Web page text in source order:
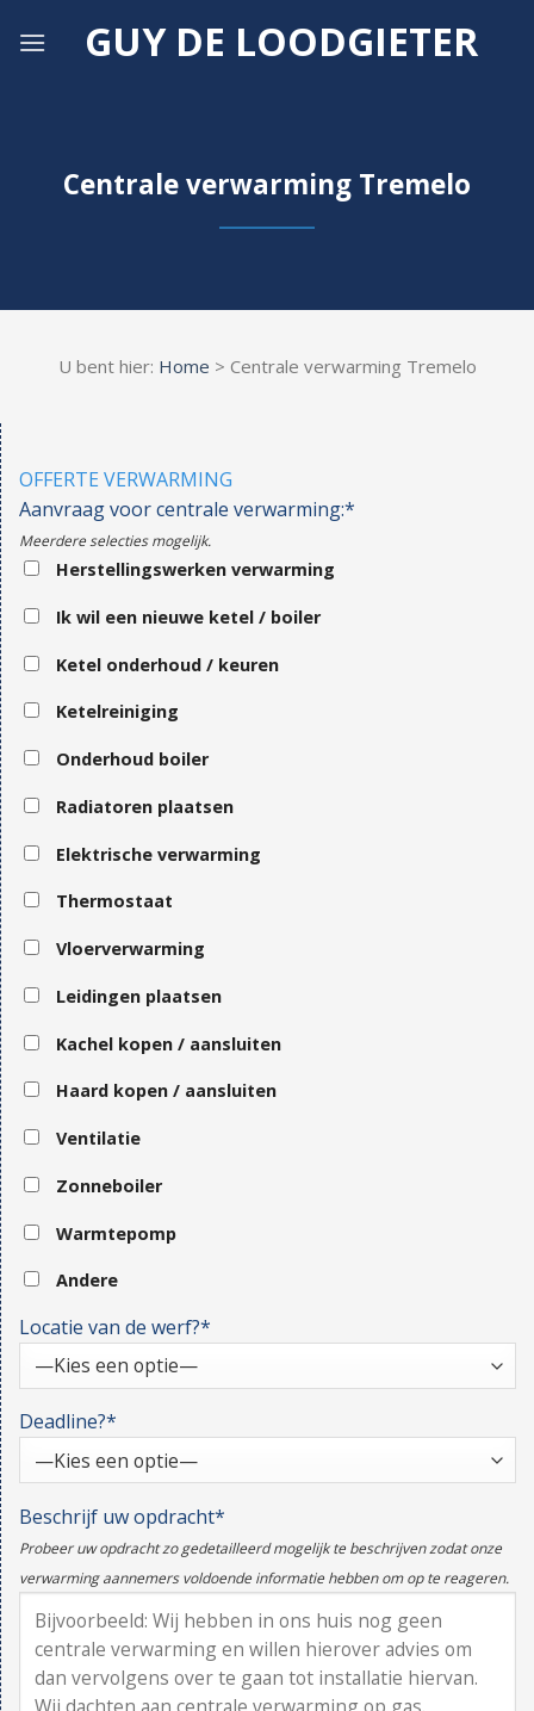
GUY DE LOODGIETER
Centrale verwarming Tremelo
U bent hier: Home > Centrale verwarming Tremelo
OFFERTE VERWARMING
Aanvraag voor centrale verwarming:*
Meerdere selecties mogelijk.
Herstellingswerken verwarming
Ik wil een nieuwe ketel / boiler
Ketel onderhoud / keuren
Ketelreiniging
Onderhoud boiler
Radiatoren plaatsen
Elektrische verwarming
Thermostaat
Vloerverwarming
Leidingen plaatsen
Kachel kopen / aansluiten
Haard kopen / aansluiten
Ventilatie
Zonneboiler
Warmtepomp
Andere
Locatie van de werf?*
Deadline?*
Beschrijf uw opdracht*
Probeer uw opdracht zo gedetailleerd mogelijk te beschrijven zodat onze
verwarming aannemers voldoende informatie hebben om op te reageren.